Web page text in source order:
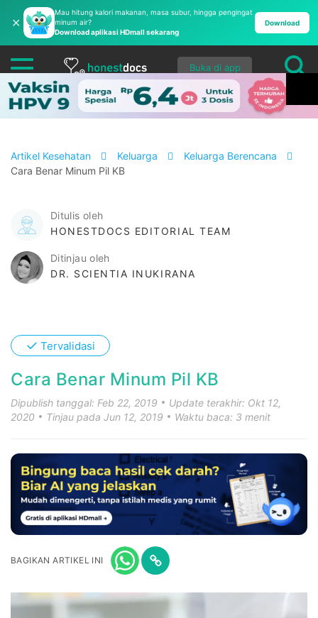
✕
Mau hitung kalori makanan, masa subur, hingga pengingat
minum air?
Download aplikasi HDmall sekarang
Download
Buka di app
Artikel Kesehatan Keluarga
Keluarga Berencana
Cara Benar Minum Pil KB
Ditulis oleh
HONESTDOCS EDITORIAL TEAM
Ditinjau oleh
DR. SCIENTIA INUKIRANA
✓ Tervalidasi
Cara Benar Minum Pil KB
Dipublish tanggal: Feb 22, 2019
Update terakhir: Okt 12,
2020
Tinjau pada Jun 12, 2019 Waktu baca: 3 menit
BAGIKAN ARTIKEL INI